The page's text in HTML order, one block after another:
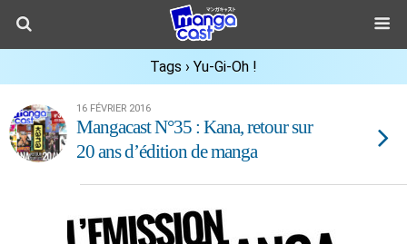
Tags › Yu-Gi-Oh !
16 FÉVRIER 2016
Mangacast N°35 : Kana, retour sur
20 ans d’édition de manga